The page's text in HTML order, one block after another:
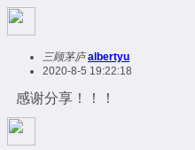
三顾茅庐 albertyu
2020-8-5 19:22:18
感谢分享！！！